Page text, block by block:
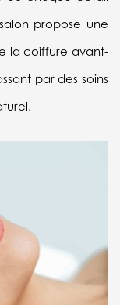
propose une
la coiffure avant-
par des soins